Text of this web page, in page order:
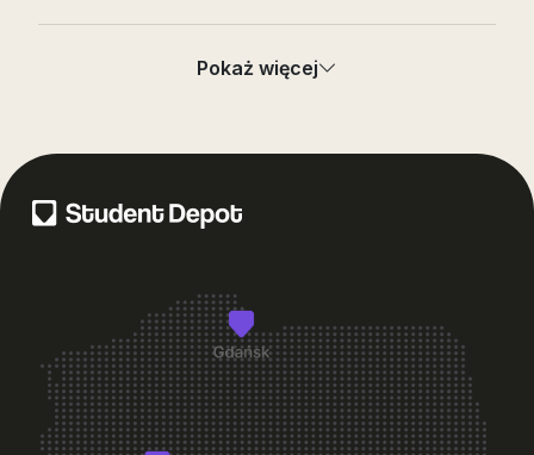
podpisaniem umowy?
Co dostanę przy odbiorze pokoju? +
Co zrobić, jeśli po wprowadzeniu zauważę usterkę w
Czy mogę zmienić pokój po wprowadzeniu się?
Na jaki okres mogę wynająć pokój w Student Depot? +
Pokaż więcej